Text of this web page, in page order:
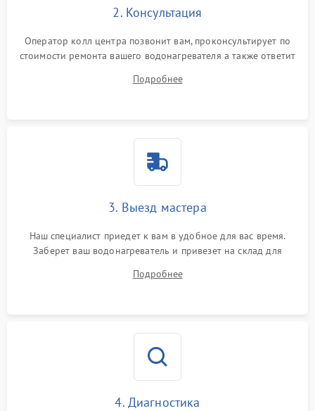
2. Консультация
Оператор колл центра позвонит вам, проконсультирует по
стоимости ремонта вашего водонагревателя а также ответит
Подробнее
3. Выезд мастера
Наш специалист приедет к вам в удобное для вас время.
Заберет ваш водонагреватель и привезет на склад для
Подробнее
4. Диагностика